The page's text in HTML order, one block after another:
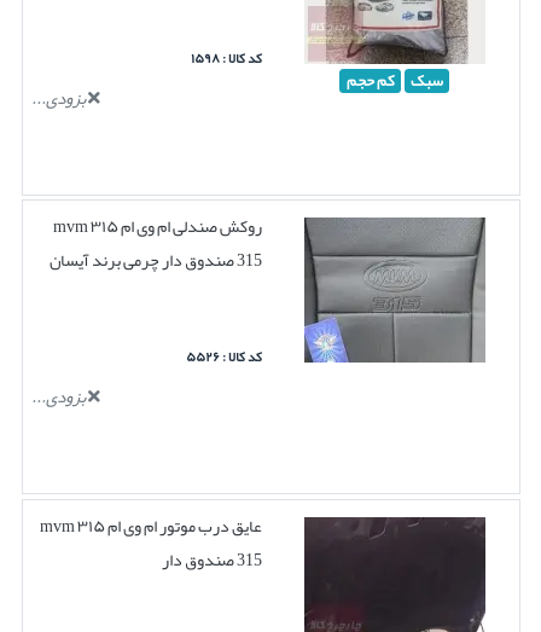
سبک کم حجم
کد کالا : ۱۵۹۸
بزودی...
روکش صندلی ام وی ام ۳۱۵ mvm
315 صندوق دار چرمی برند آیسان
کد کالا : ۵۵۲۶
بزودی...
عایق درب موتور ام وی ام ۳۱۵ mvm
315 صندوق دار